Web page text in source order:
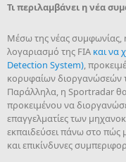
Τι περιλαμβάνει η νέα
Μέσω της νέας συμφωνίας,
λογαριασμό της FIA και να
Detection System),
κορυφαίων διοργανώσεών
Παράλληλα, η Sportradar θα
προκειμένου να
επαγγελματίες των
εκπαιδεύσει πάνω στο πώς
και επικίνδυνες